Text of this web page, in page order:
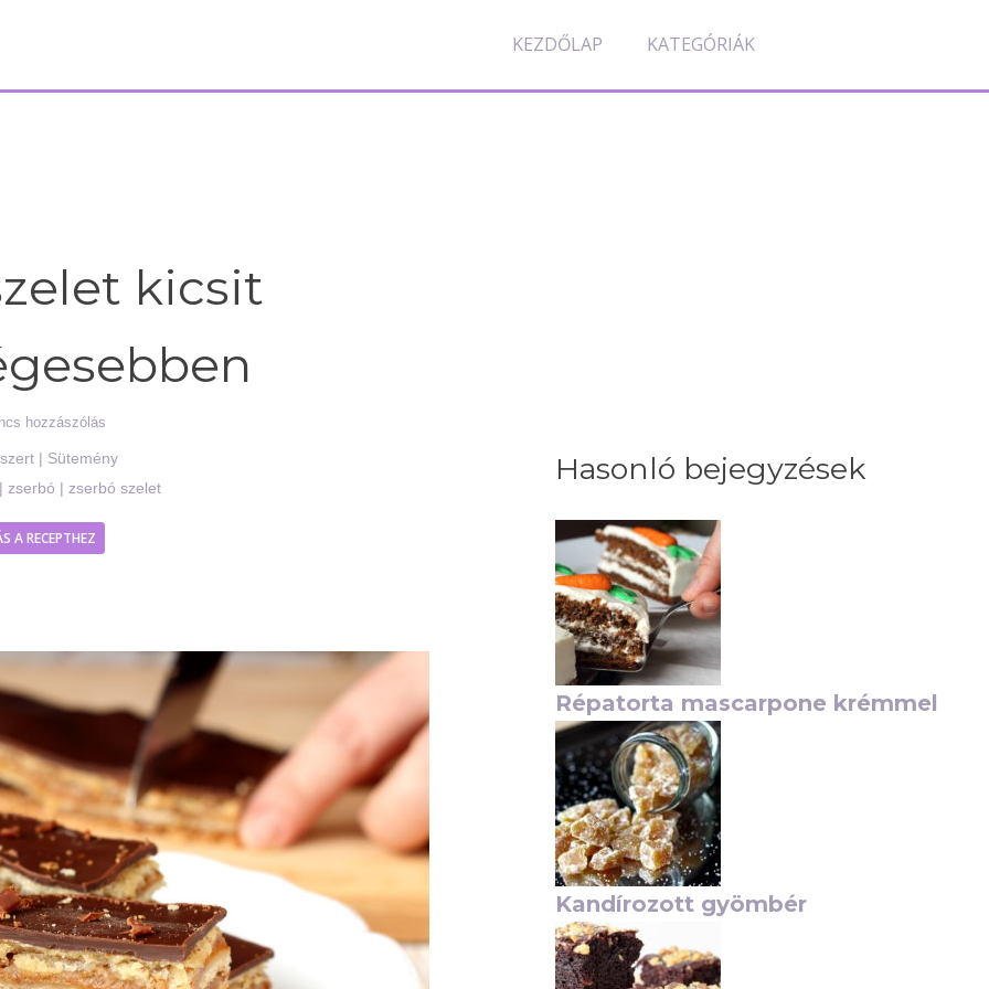
KEZDŐLAP KATEGÓRIÁK
kicsit
hozzászólás
| Sütemény
zserbó | zserbó szelet
A RECEPTHEZ
Hasonló bejegyzések
Répatorta mascarpone krémmel
Kandírozott gyömbér